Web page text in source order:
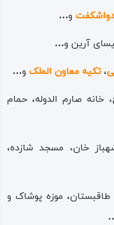
دو‌اشکفت و…
آرین و…
،تکیه معاون‌ الملک و…
خانه صارم‌ الدوله، حمام
خان، مسجد شازده،
موزه پوشاک‌ و